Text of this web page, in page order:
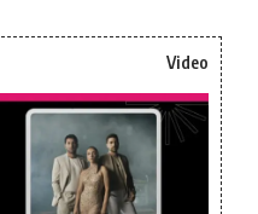
Video